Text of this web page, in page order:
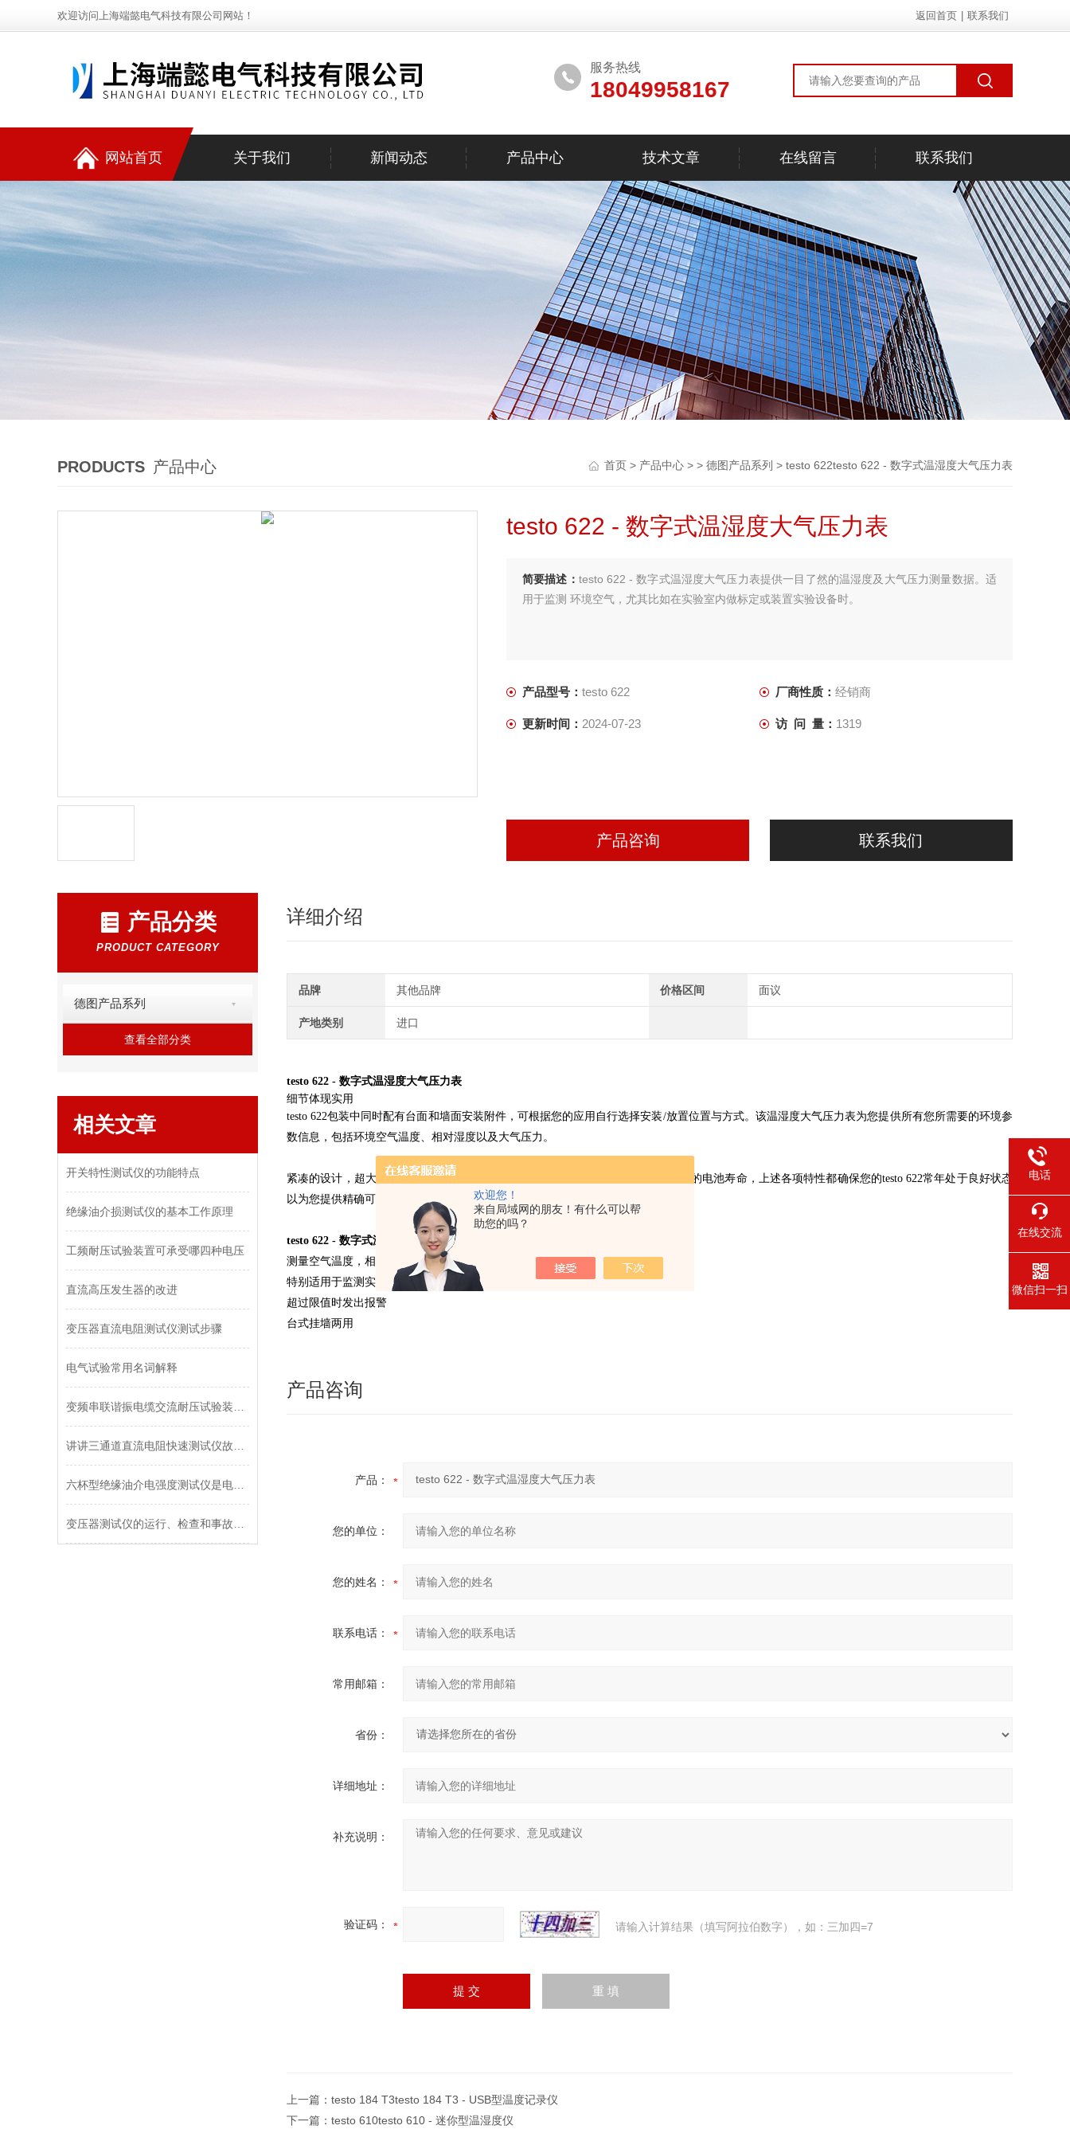
欢迎您！
来自局域网的朋友！有什么可以帮
助您的吗？
欢迎访问上海端懿电气科技有限公司网站！ 返回首页 联系我们
服务热线
18049958167
网站首页 关于我们 新闻动态 产品中心 技术文章 在线留言 联系我们
PRODUCTS 产品中心 首页 > 产品中心 > > 德图产品系列 > testo 622testo 622 - 数字式温湿度大气压力表
testo 622 - 数字式温湿度大气压力表
简要描述： testo 622 - 数字式温湿度大气压力表提供一目了然的温湿度及大气压力测量数据。适
用于监测 环境空气，尤其比如在实验室内做标定或装置实验设备时。
产品型号： testo 622 厂商性质： 经销商
更新时间： 2024-07-23 访 问 量： 1319
产品咨询 联系我们
产品分类
PRODUCT CATEGORY
德图产品系列
查看全部分类
相关文章
开关特性测试仪的功能特点
绝缘油介损测试仪的基本工作原理
工频耐压试验装置可承受哪四种电压
直流高压发生器的改进
变压器直流电阻测试仪测试步骤
电气试验常用名词解释
详细介绍
品牌 其他品牌 价格区间 面议
产地类别 进口
testo 622 - 数字式温湿度大气压力表
细节体现实用
testo 622包装中同时配有台面和墙面安装附件，可根据您的应用自行选择安装/放置位置与方式。该温湿度大气压力表为您提供所有您所需要的环境参
数信息，包括环境空气温度、相对湿度以及大气压力。
紧凑的设计，超大超清晰的显示屏，同时显示测量频率以及电池电量，长达12个月的电池寿命，上述各项特性都确保您的testo 622常年处于良好状态
以为您提供精确可靠的测量数据。电池更换简便。
testo 622 - 数字式温湿度大气压力表
测量空气温度，相对湿度及大气压力
特别适用于监测实验室内环境空气
超过限值时发出报警
台式挂墙两用
产品咨询
产品：
您的单位：
您的姓名：
联系电话：
常用邮箱：
省份：
详细地址：
补充说明：
验证码： 请输入计算结果（填写阿拉伯数字），如：三加四=7
上一篇： testo 184 T3testo 184 T3 - USB型温度记录仪
下一篇： testo 610testo 610 - 迷你型温湿度仪
电话
在线交流
微信扫一扫